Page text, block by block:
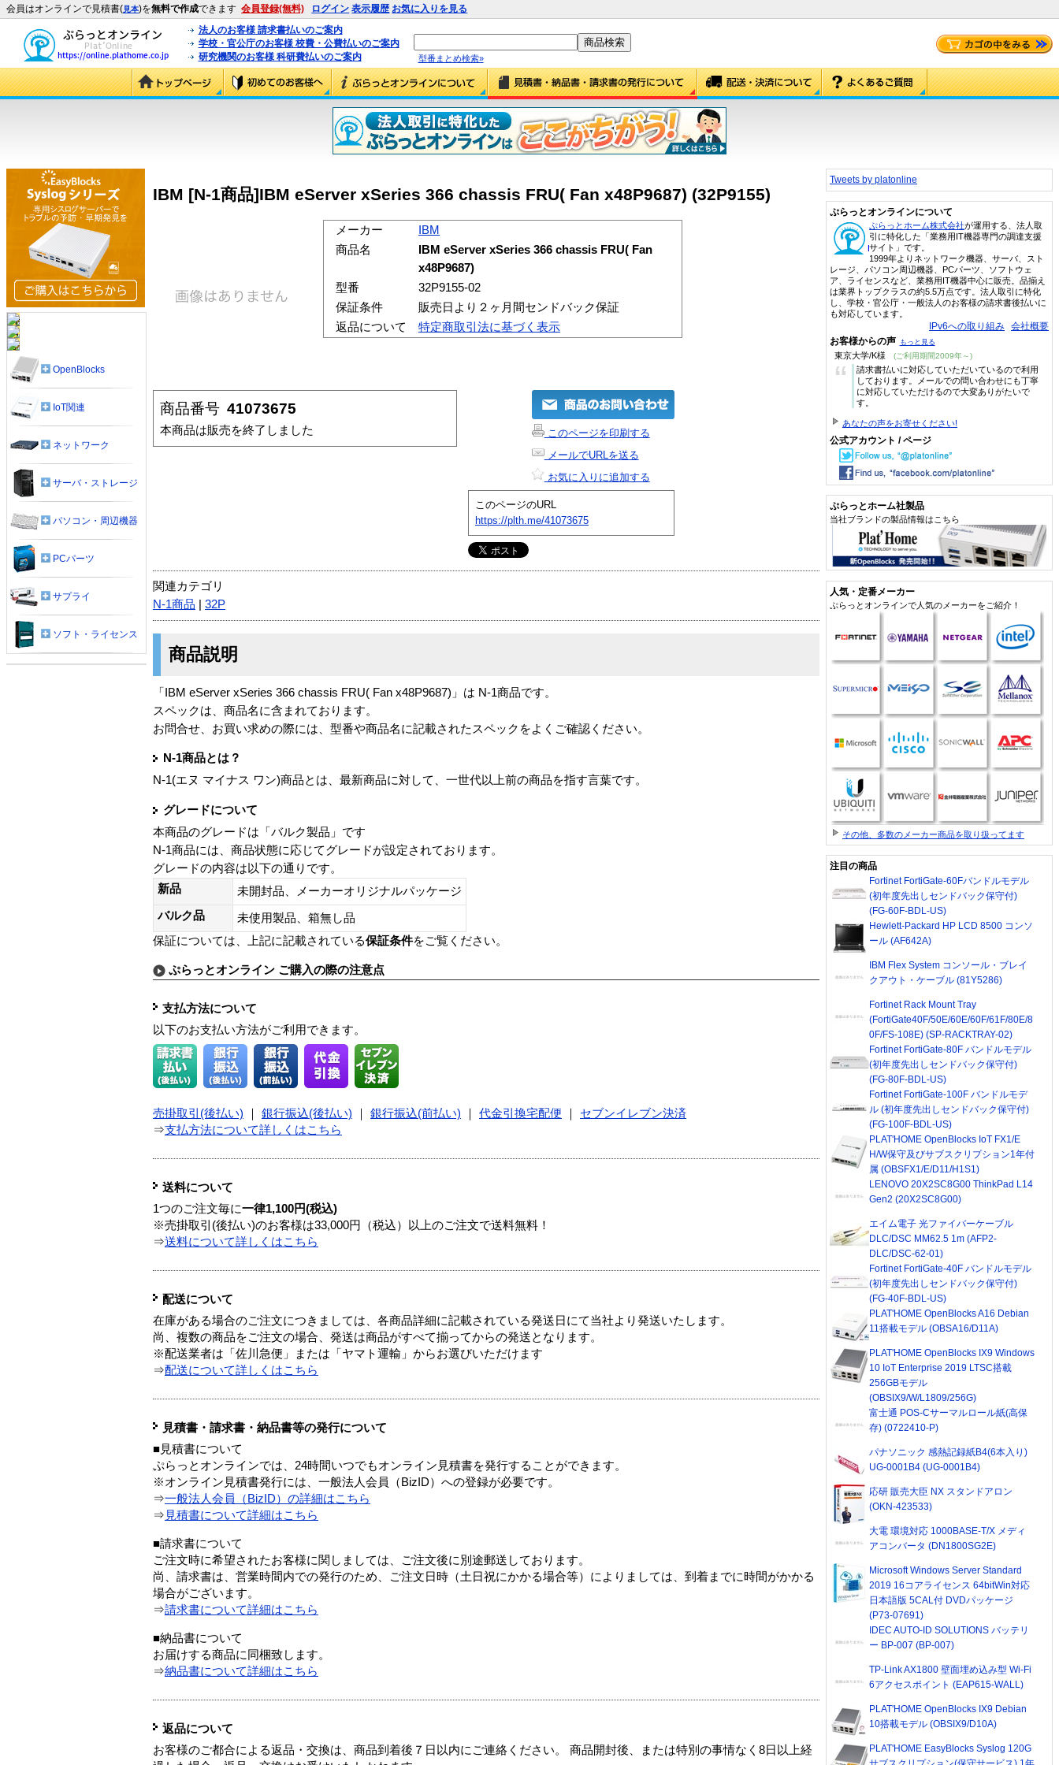
会員はオンラインで見積書(見本)を無料で作成できます 会員登録(無料) ログイン 表示履歴 お気に入りを見る
法人のお客様 請求書払いのご案内
学校・官公庁のお客様 校費・公費払いのご案内
研究機関のお客様 科研費払いのご案内
型番まとめ検索»
IBM [N-1商品]IBM eServer xSeries 366 chassis FRU( Fan x48P9687) (32P9155)
メーカー
IBM
商品名
IBM eServer xSeries 366 chassis FRU( Fan
x48P9687)
型番
32P9155-02
保証条件
販売日より２ヶ月間センドバック保証
返品について
特定商取引法に基づく表示
商品番号 41073675
本商品は販売を終了しました
このページを印刷する
メールでURLを送る
お気に入りに追加する
このページのURL
https://plth.me/41073675
関連カテゴリ
N-1商品
32P
商品説明
「IBM eServer xSeries 366 chassis FRU( Fan x48P9687)」は N-1商品です。
スペックは、商品名に含まれております。
お問合せ、お買い求めの際には、型番や商品名に記載されたスペックをよくご確認ください。
N-1商品とは？
N-1(エヌ マイナス ワン)商品とは、最新商品に対して、一世代以上前の商品を指す言葉です。
グレードについて
本商品のグレードは「バルク製品」です
N-1商品には、商品状態に応じてグレードが設定されております。
グレードの内容は以下の通りです。
新品
未開封品、メーカーオリジナルパッケージ
バルク品
未使用製品、箱無し品
保証については、上記に記載されている保証条件をご覧ください。
ぷらっとオンライン ご購入の際の注意点
支払方法について
以下のお支払い方法がご利用できます。
売掛取引(後払い) 銀行振込(後払い) 銀行振込(前払い) 代金引換宅配便
セブンイレブン決済
⇒支払方法について詳しくはこちら
送料について
1つのご注文毎に一律1,100円(税込)
※売掛取引(後払い)のお客様は33,000円（税込）以上のご注文で送料無料！
⇒送料について詳しくはこちら
配送について
在庫がある場合のご注文につきましては、各商品詳細に記載されている発送日にて当社より発送いたします。
尚、複数の商品をご注文の場合、発送は商品がすべて揃ってからの発送となります。
※配送業者は「佐川急便」または「ヤマト運輸」からお選びいただけます
⇒配送について詳しくはこちら
見積書・請求書・納品書等の発行について
■見積書について
ぷらっとオンラインでは、24時間いつでもオンライン見積書を発行することができます。
※オンライン見積書発行には、一般法人会員（BizID）への登録が必要です。
⇒一般法人会員（BizID）の詳細はこちら
⇒ 見積書について詳細はこちら
■請求書について
ご注文時に希望されたお客様に関しましては、ご注文後に別途郵送しております。
尚、請求書は、営業時間内での発行のため、ご注文日時（土日祝にかかる場合等）によりましては、到着までに時間がかかる
場合がございます。
⇒請求書について詳細はこちら
■納品書について
お届けする商品に同梱致します。
⇒納品書について詳細はこちら
返品について
お客様のご都合による返品・交換は、商品到着後７日以内にご連絡ください。 商品開封後、または特別の事情なく8日以上経
OpenBlocks
IoT関連
ネットワーク
サーバ・ストレージ
パソコン・周辺機器
PCパーツ
サプライ
ソフト・ライセンス
Tweets by platonline
ぷらっとオンラインについて
ぷらっとホーム株式会社が運用する、法人取
引に特化した「業務用IT機器専門の調達支援
サイト」です。
1999年よりネットワーク機器、サーバ、スト
レージ、パソコン周辺機器、PCパーツ、ソフトウェ
ア、ライセンスなど、業務用IT機器中心に販売。品揃え
は業界トップクラスの約5.5万点です。法人取引に特化
し、学校・官公庁・一般法人のお客様の請求書後払いに
も対応しています。
IPv6への取り組み 会社概要
お客様からの声 もっと見る
東京大学/K様 (ご利用期間2009年～)
“
請求書払いに対応していただいているので利用
しております。メールでの問い合わせにも丁寧
に対応していただけるので大変ありがたいで
す。
あなたの声をお寄せください!
公式アカウント / ページ
ぷらっとホーム社製品
当社ブランドの製品情報はこちら
人気・定番メーカー
ぷらっとオンラインで人気のメーカーをご紹介！
その他、多数のメーカー商品を取り扱ってます
注目の商品
Fortinet FortiGate-60Fバンドルモデル
(初年度先出しセンドバック保守付)
(FG-60F-BDL-US)
Hewlett-Packard HP LCD 8500 コンソ
ール (AF642A)
IBM Flex System コンソール・ブレイ
クアウト・ケーブル (81Y5286)
Fortinet Rack Mount Tray
(FortiGate40F/50E/60E/60F/61F/80E/8
0F/FS-108E) (SP-RACKTRAY-02)
Fortinet FortiGate-80F バンドルモデル
(初年度先出しセンドバック保守付)
(FG-80F-BDL-US)
Fortinet FortiGate-100F バンドルモデ
ル (初年度先出しセンドバック保守付)
(FG-100F-BDL-US)
PLAT'HOME OpenBlocks IoT FX1/E
H/W保守及びサブスクリプション1年付
属 (OBSFX1/E/D11/H1S1)
LENOVO 20X2SC8G00 ThinkPad L14
Gen2 (20X2SC8G00)
エイム電子 光ファイバーケーブル
DLC/DSC MM62.5 1m (AFP2-
DLC/DSC-62-01)
Fortinet FortiGate-40F バンドルモデル
(初年度先出しセンドバック保守付)
(FG-40F-BDL-US)
PLAT'HOME OpenBlocks A16 Debian
11搭載モデル (OBSA16/D11A)
PLAT'HOME OpenBlocks IX9 Windows
10 IoT Enterprise 2019 LTSC搭載
256GBモデル
(OBSIX9/W/L1809/256G)
富士通 POS-Cサーマルロール紙(高保
存) (0722410-P)
パナソニック 感熱記録紙B4(6本入り)
UG-0001B4 (UG-0001B4)
応研 販売大臣 NX スタンドアロン
(OKN-423533)
大電 環境対応 1000BASE-T/X メディ
アコンバータ (DN1800SG2E)
Microsoft Windows Server Standard
2019 16コアライセンス 64bitWin対応
日本語版 5CAL付 DVDパッケージ
(P73-07691)
IDEC AUTO-ID SOLUTIONS バッテリ
ー BP-007 (BP-007)
TP-Link AX1800 壁面埋め込み型 Wi-Fi
6アクセスポイント (EAP615-WALL)
PLAT'HOME OpenBlocks IX9 Debian
10搭載モデル (OBSIX9/D10A)
PLAT'HOME EasyBlocks Syslog 120G